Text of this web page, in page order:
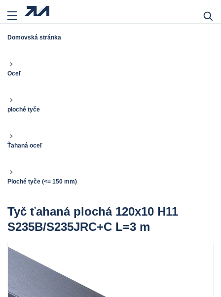
Domovská stránka
Oceľ
ploché tyče
Ťahaná oceľ
Ploché tyče (<= 150 mm)
Tyč ťahaná plochá 120x10 H11
S235B/S235JRC+C L=3 m